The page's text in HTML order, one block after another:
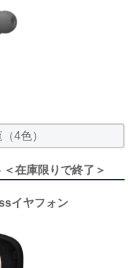
4色）
在庫限りで終了＞
イヤフォン